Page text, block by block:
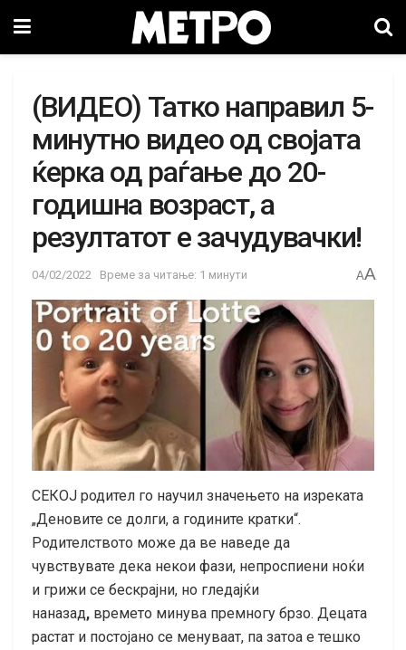
(ВИДЕО) Татко направил 5-
минутно видео од својата
ќерка од раѓање до 20-
годишна возраст, а
резултатот е зачудувачки!
04/02/2022 Време за читање: 1 минути AA
СЕКОЈ родител го научил значењето на изреката
„Деновите се долги, а годините кратки“.
Родителството може да ве наведе да
чувствувате дека некои фази, непроспиени ноќи
и грижи се бескрајни, но гледајќи
наназад, времето минува премногу брзо. Децата
растат и постојано се менуваат, па затоа е тешко